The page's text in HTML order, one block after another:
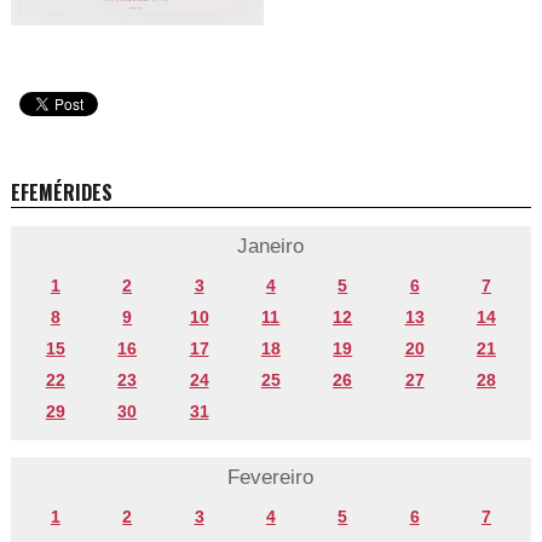
EFEMÉRIDES
Janeiro
1 2 3 4 5 6
7
8
9 10 11 12 13
14
15
16 17 18 19 20
21
22
23 24 25 26 27
28
29
30 31
Fevereiro
1 2 3 4 5 6
7